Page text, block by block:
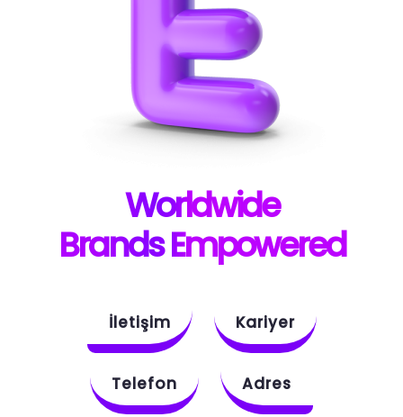
Worldwide
Brands Empowered
İletişim Kariyer
Telefon Adres